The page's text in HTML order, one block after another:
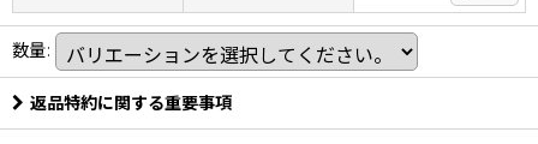
数量:
返品特約に関する重要事項